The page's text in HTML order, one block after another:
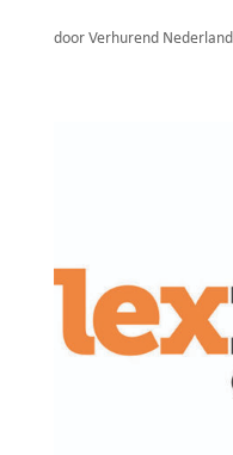
door Verhurend Nederland